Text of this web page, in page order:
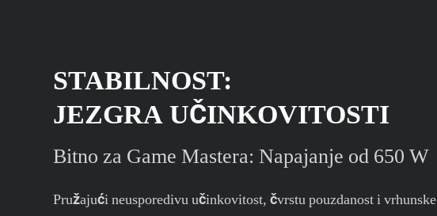
STABILNOST:
JEZGRA UČINKOVITOSTI
Bitno za Game Mastera: Napajanje od 650 W
Pružajući neusporedivu učinkovitost, čvrstu pouzdanost i vrhunske